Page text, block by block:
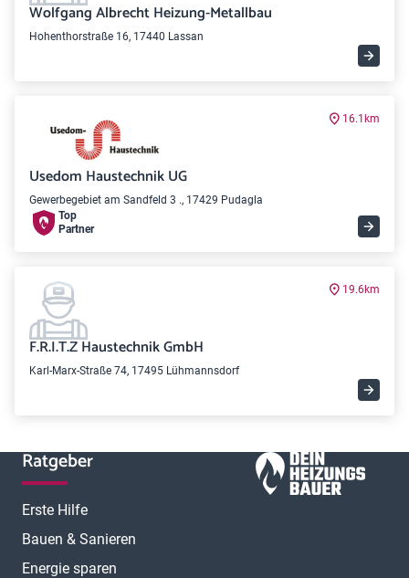
Wolfgang Albrecht Heizung-Metallbau
Hohenthorstraße 16, 17440 Lassan
16.1km
Usedom Haustechnik UG
Gewerbegebiet am Sandfeld 3 ., 17429 Pudagla
Top
Partner
19.6km
F.R.I.T.Z Haustechnik GmbH
Karl-Marx-Straße 74, 17495 Lühmannsdorf
Ratgeber
Erste Hilfe
Bauen & Sanieren
Energie sparen